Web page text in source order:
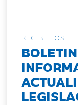
RECIBE LOS